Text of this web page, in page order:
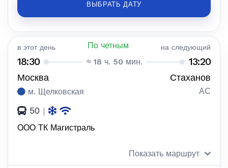
ВЫБРАТЬ ДАТУ
в этот день По четным на следующий
18:30 ≈ 18 ч. 50 мин. 13:20
Москва Стаханов
м. Щелковская АС
50 |
ООО ТК Магистраль
Показать маршрут